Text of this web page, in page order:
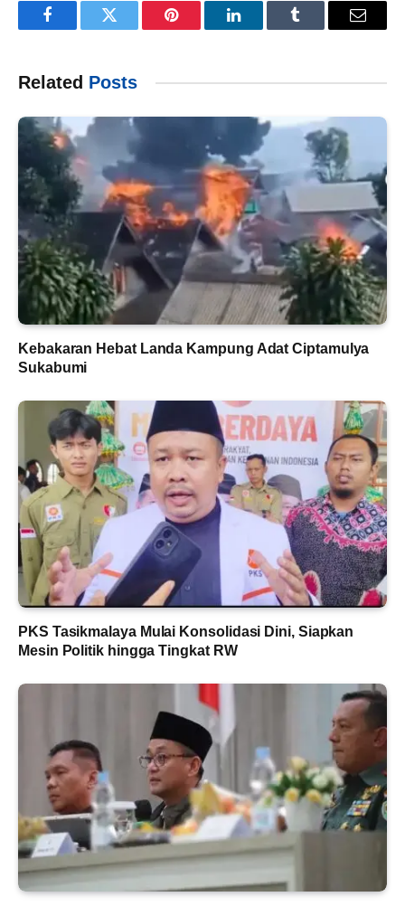
FacebookTwitter Pinterest LinkedInTumblr Email
Related Posts
Kebakaran Hebat Landa Kampung Adat Ciptamulya
Sukabumi
PKS Tasikmalaya Mulai Konsolidasi Dini, Siapkan
Mesin Politik hingga Tingkat RW